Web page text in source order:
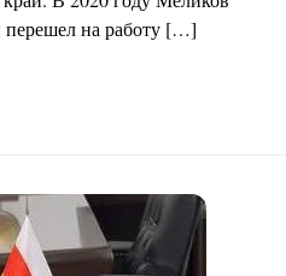
на работу […]